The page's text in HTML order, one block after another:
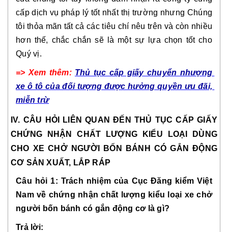
cấp dịch vụ pháp lý tốt nhất thị trường nhưng Chúng
tôi thỏa mãn tất cả các tiêu chí nêu trên và còn nhiều
hơn thế, chắc chắn sẽ là một sự lựa chọn tốt cho
Quý vị.
=> Xem thêm: Thủ tục cấp giấy chuyển nhượng
xe ô tô của đối tượng được hưởng quyền ưu đãi,
miễn trừ
IV. CÂU HỎI LIÊN QUAN ĐẾN THỦ TỤC CẤP GIẤY
CHỨNG NHẬN CHẤT LƯỢNG KIỂU LOẠI DÙNG
CHO XE CHỞ NGƯỜI BỐN BÁNH CÓ GẮN ĐỘNG
CƠ SẢN XUẤT, LẮP RÁP
Câu hỏi 1: Trách nhiệm của Cục Đăng kiểm Việt
Nam về chứng nhận chất lượng kiểu loại xe chở
người bốn bánh có gắn động cơ là gì?
Trả lời: